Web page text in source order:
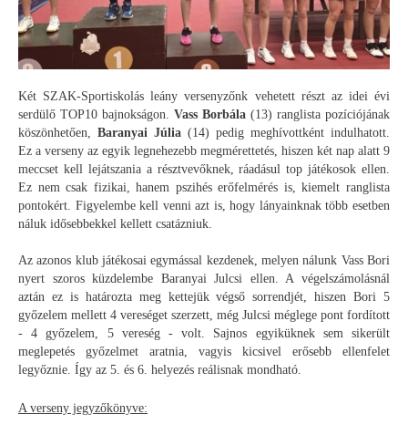
Két SZAK-Sportiskolás leány versenyzőnk vehetett részt az idei évi
serdülő TOP10 bajnokságon. Vass Borbála (13) ranglista pozíciójának
köszönhetően, Baranyai Júlia (14) pedig meghívottként indulhatott.
Ez a verseny az egyik legnehezebb megmérettetés, hiszen két nap alatt 9
meccset kell lejátszania a résztvevőknek, ráadásul top játékosok ellen.
Ez nem csak fizikai, hanem pszihés erőfelmérés is, kiemelt ranglista
pontokért. Figyelembe kell venni azt is, hogy lányainknak több esetben
náluk idősebbekkel kellett csatázniuk.
Az azonos klub játékosai egymással kezdenek, melyen nálunk Vass Bori
nyert szoros küzdelembe Baranyai Julcsi ellen. A végelszámolásnál
aztán ez is határozta meg kettejük végső sorrendjét, hiszen Bori 5
győzelem mellett 4 vereséget szerzett, még Julcsi méglege pont fordított
- 4 győzelem, 5 vereség - volt. Sajnos egyiküknek sem sikerült
meglepetés győzelmet aratnia, vagyis kicsivel erősebb ellenfelet
legyőznie. Így az 5. és 6. helyezés reálisnak mondható.
A verseny jegyzőkönyve: